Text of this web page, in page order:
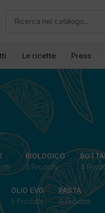
Le ricette Press
BIOLOGICO
3 Prodotti
4
OLIO EVO
5 Prodotti
PASTA
0 Prodotti